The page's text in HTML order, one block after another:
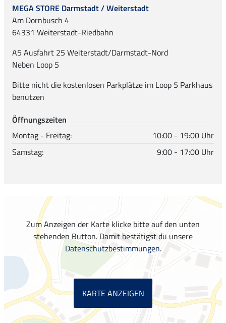
MEGA STORE Darmstadt / Weiterstadt
Am Dornbusch 4
64331 Weiterstadt-Riedbahn
A5 Ausfahrt 25 Weiterstadt/Darmstadt-Nord
Neben Loop 5
Bitte nicht die kostenlosen Parkplätze im Loop 5 Parkhaus
benutzen
Öffnungszeiten
Montag - Freitag:
10:00 - 19:00 Uhr
Samstag:
9:00 - 17:00 Uhr
Zum Anzeigen der Karte klicke bitte auf den unten
stehenden Button. Damit bestätigst du unsere
Datenschutzbestimmungen.
KARTE ANZEIGEN